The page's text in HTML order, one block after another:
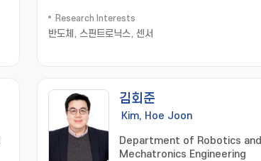
Research Interests
반도체, 스핀트로닉스, 센서
김회준
Kim, Hoe Joon
Department of Robotics and
Mechatronics Engineering